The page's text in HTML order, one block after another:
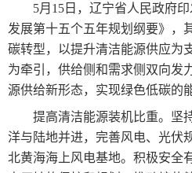
5月15日，辽宁省人民政府
发展第十五个五年规划纲要》，
碳转型，以提升清洁能源供应为
为牵引，供给侧和需求侧双向发
源供给新形态，实现绿色低碳的
提高清洁能源装机比重。坚
洋与陆地并进，完善风电、光伏
北黄海海上风电基地。积极安全